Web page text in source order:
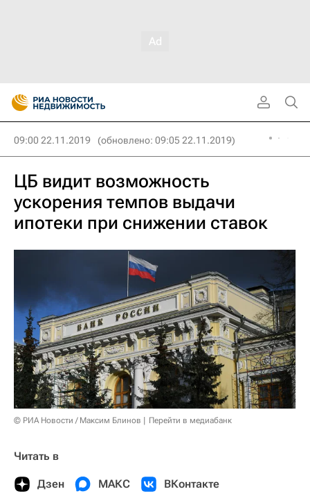
09:00 22.11.2019 (обновлено: 09:05 22.11.2019)
ЦБ видит возможность
ускорения темпов выдачи
ипотеки при снижении ставок
© РИА Новости / Максим Блинов Перейти в медиабанк
Читать в
Дзен МАКС ВКонтакте